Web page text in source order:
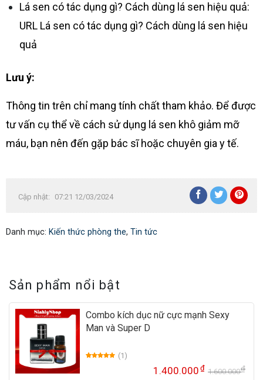
Lá sen có tác dụng gì? Cách dùng lá sen hiệu quả:
URL Lá sen có tác dụng gì? Cách dùng lá sen hiệu
quả
Lưu ý:
Thông tin trên chỉ mang tính chất tham khảo. Để được
tư vấn cụ thể về cách sử dụng lá sen khô giảm mỡ
máu, bạn nên đến gặp bác sĩ hoặc chuyên gia y tế.
Cập nhật: 07:21 12/03/2024
Danh mục: Kiến thức phòng the, Tin tức
Sản phẩm nổi bật
Combo kích dục nữ cực mạnh Sexy
Man và Super D
(1)
1.600.000₫
1.400.000₫